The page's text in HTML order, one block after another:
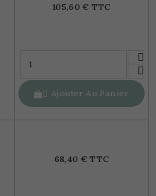
105,60 € TTC
 Ajouter Au Panier
68,40 € TTC